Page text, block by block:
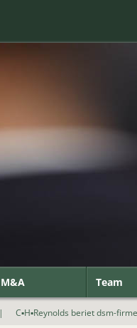
M&A Team
| C▪H▪Reynolds beriet dsm-